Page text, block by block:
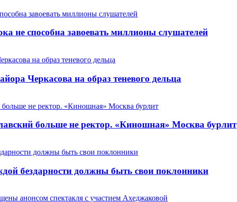
не способна завоевать миллионы слушателей
Черкасова на образ теневого дельца
больше не ректор. «Киношная» Москва бурлит
бездарности должны быть свои поклонники